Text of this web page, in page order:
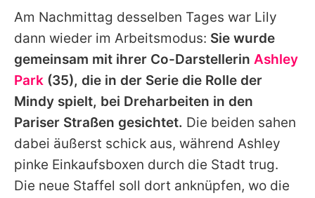
Am Nachmittag desselben Tages war Lily
dann wieder im Arbeitsmodus: Sie wurde
gemeinsam mit ihrer Co-Darstellerin Ashley
Park (35), die in der Serie die Rolle der
Mindy spielt, bei Dreharbeiten in den
Pariser Straßen gesichtet. Die beiden sahen
dabei äußerst schick aus, während Ashley
pinke Einkaufsboxen durch die Stadt trug.
Die neue Staffel soll dort anknüpfen, wo die